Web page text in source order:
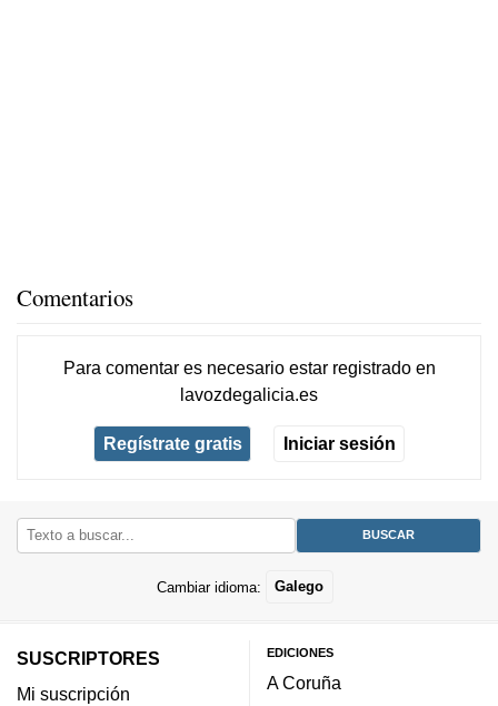
Comentarios
Para comentar es necesario estar registradoen
lavozdegalicia.es
Regístrate gratis Iniciar sesión
Cambiar idioma: Galego
SUSCRIPTORES
Mi suscripción
EDICIONES
A Coruña